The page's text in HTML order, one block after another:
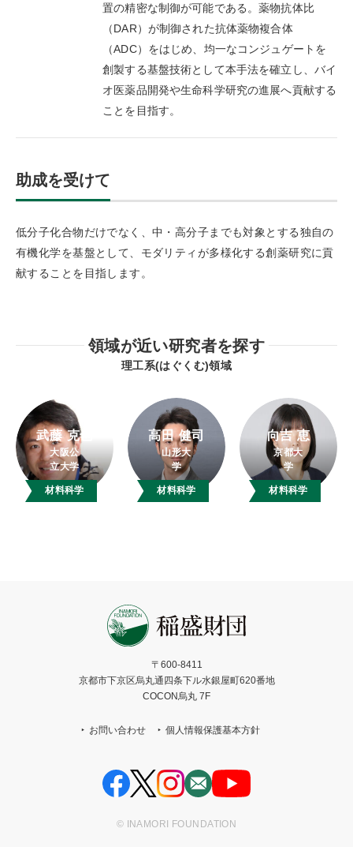
置の精密な制御が可能である。薬物抗体比
（DAR）が制御された抗体薬物複合体
（ADC）をはじめ、均一なコンジュゲートを
創製する基盤技術として本手法を確立し、バイ
オ医薬品開発や生命科学研究の進展へ貢献する
ことを目指す。
助成を受けて
低分子化合物だけでなく、中・高分子までも対象とする独自の
有機化学を基盤として、モダリティが多様化する創薬研究に貢
献することを目指します。
領域が近い研究者を探す
理工系(はぐくむ)領域
武藤 克也
大阪公
立大学
材料科学
高田 健司
山形大
学
材料科学
向吉 恵
京都大
学
材料科学
〒600-8411
京都市下京区烏丸通四条下ル水銀屋町620番地
COCON烏丸 7F
お問い合わせ 個人情報保護基本方針
© INAMORI FOUNDATION